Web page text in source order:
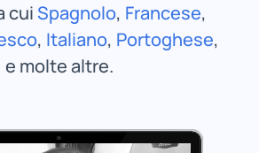
cuiSpagnolo, Francese,
, Italiano, Portoghese,
e molte altre.